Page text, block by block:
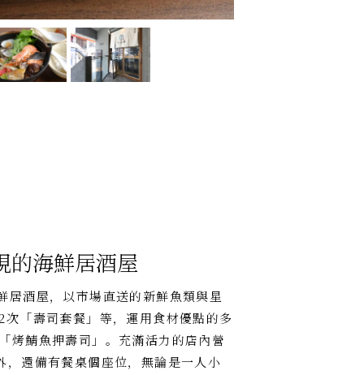
的海鮮居酒屋
酒屋，以市場直送的新鮮魚類與星
「壽司套餐」等，運用食材優點的多
烤鯖魚押壽司」。充滿活力的店內營
還備有餐桌個座位，無論是一人小